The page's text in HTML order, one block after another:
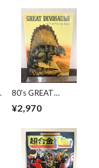
80's GREAT
Pop−Up Book
¥2,970